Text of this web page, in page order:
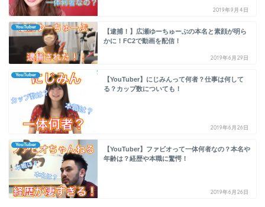
2019年9月4日
YouTuber
【逮捕！】広瀬ゆーちゅーぶの本名と素顔が明ら
かに！FC2で動画を配信！
2019年6月29日
YouTuber
【YouTuber】にじみんって何者？仕事は何して
る？カップ数についても！
2019年6月26日
YouTuber
【YouTuber】ファビオって一体何者なの？本名や
年齢は？経歴や本職に驚愕！
2019年6月26日